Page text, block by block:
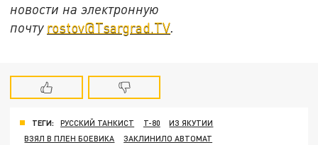
новости на электронную
почту rostov@Tsargrad.ТV.
ТЕГИ: РУССКИЙ ТАНКИСТ Т-80
ИЗ ЯКУТИИ
ВЗЯЛ В ПЛЕН БОЕВИКА
ЗАКЛИНИЛО АВТОМАТ